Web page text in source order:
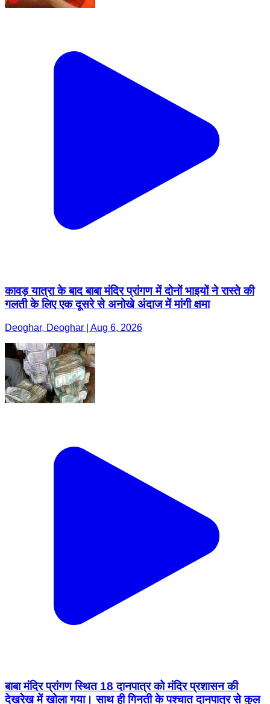
कावड़ यात्रा के बाद बाबा मंदिर प्रांगण में दोनों भाइयों ने रास्ते की
गलती के लिए एक दूसरे से अनोखे अंदाज में मांगी क्षमा
Deoghar, Deoghar | Aug 6, 2026
बाबा मंदिर प्रांगण स्थित 18 दानपात्र को मंदिर प्रशासन की
देखरेख में खोला गया। साथ ही गिनती के पश्चात दानपात्र से कुल